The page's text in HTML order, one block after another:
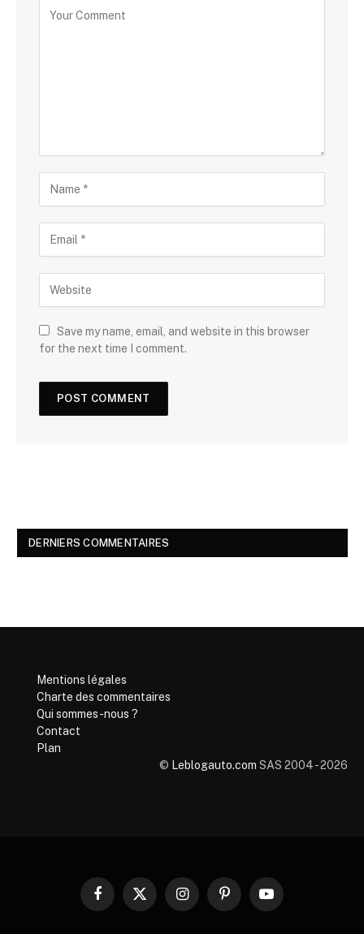
Save my name, email, and website in this browser
for the next time I comment.
DERNIERS COMMENTAIRES
Mentions légales
Charte des commentaires
Qui sommes-nous ?
Contact
Plan
© Leblogauto.com SAS 2004 - 2026
Facebook
X
InstagramPinterestYouTube